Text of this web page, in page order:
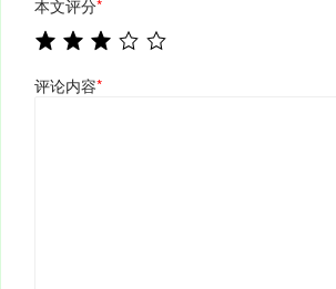
本文评分*
评论内容*